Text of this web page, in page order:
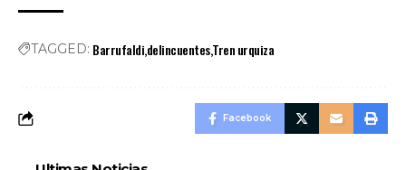
TAGGED: BarrufaldidelincuentesTren urquiza
Facebook